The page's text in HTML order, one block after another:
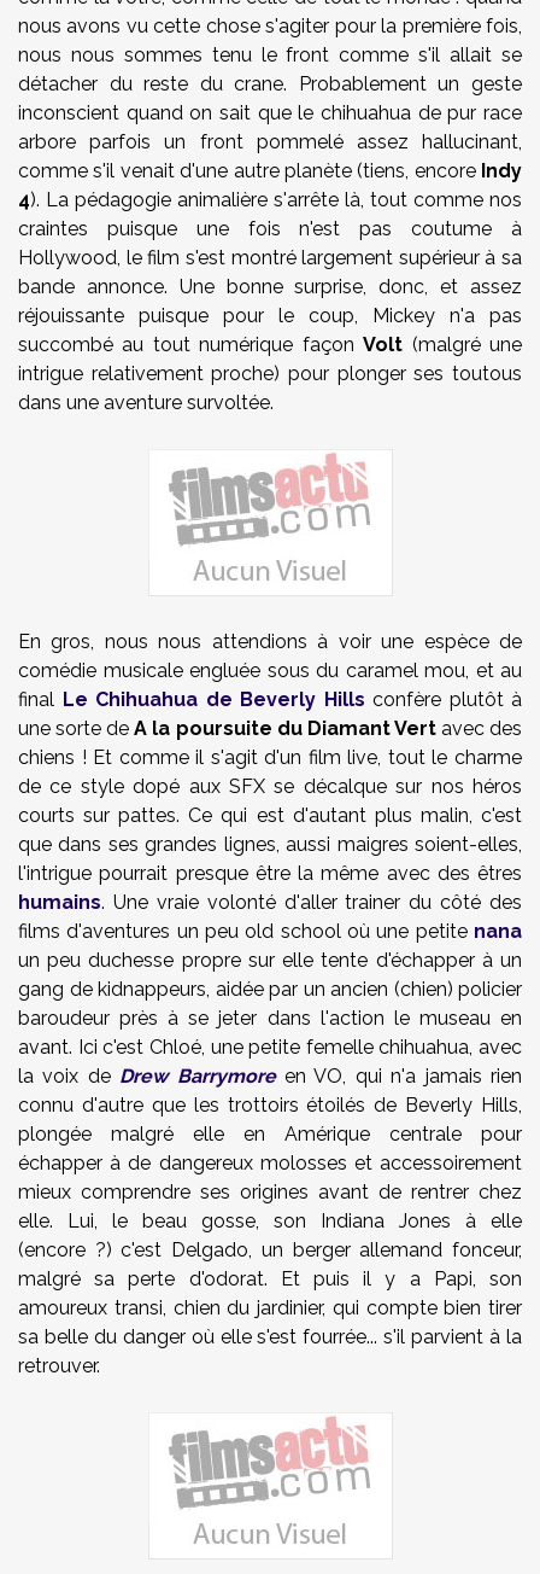
nous avons vu cette chose s'agiter pour la première fois,
nous nous sommes tenu le front comme s'il allait se
détacher du reste du crane. Probablement un geste
inconscient quand on sait que le chihuahua de pur race
arbore parfois un front pommelé assez hallucinant,
comme s'il venait d'une autre planète (tiens, encore Indy
4). La pédagogie animalière s'arrête là, tout comme nos
craintes puisque une fois n'est pas coutume à
Hollywood, le film s'est montré largement supérieur à sa
bande annonce. Une bonne surprise, donc, et assez
réjouissante puisque pour le coup, Mickey n'a pas
succombé au tout numérique façonVolt (malgré une
intrigue relativement proche) pour plonger ses toutous
dans une aventure survoltée.
En gros, nous nous attendions à voir une espèce de
comédie musicale engluée sous du caramel mou, et au
final Le Chihuahua de Beverly Hills confère plutôt à
une sorte deA la poursuite du Diamant Vertavec des
chiens ! Et comme il s'agit d'un film live, tout le charme
de ce style dopé aux SFX se décalque sur nos héros
courts sur pattes. Ce qui est d'autant plus malin, c'est
que dans ses grandes lignes, aussi maigres soient-elles,
l'intrigue pourrait presque être la même avec des êtres
humains. Une vraie volonté d'aller trainer du côté des
films d'aventures un peu old school où une petite nana
un peu duchesse propre sur elle tente d'échapper à un
gang de kidnappeurs, aidée par un ancien (chien) policier
baroudeur près à se jeter dans l'action le museau en
avant. Ici c'est Chloé, une petite femelle chihuahua, avec
la voix de Drew Barrymoreen VO, qui n'a jamais rien
connu d'autre que les trottoirs étoilés de Beverly Hills,
plongée malgré elle en Amérique centrale pour
échapper à de dangereux molosses et accessoirement
mieux comprendre ses origines avant de rentrer chez
elle. Lui, le beau gosse, son Indiana Jones à elle
(encore ?) c'est Delgado, un berger allemand fonceur,
malgré sa perte d'odorat. Et puis il y a Papi, son
amoureux transi, chien du jardinier, qui compte bien tirer
sa belle du danger où elle s'est fourrée... s'il parvient à la
retrouver.